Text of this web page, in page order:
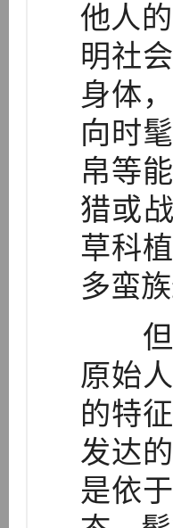
他人
明社
身体
向时
帛等
猎或
草科
多蛮
但为
原始
的特
发达
是依